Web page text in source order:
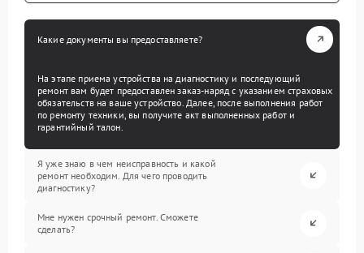
Какие документы вы предоставляете?
На этапе приема устройства на диагностику и последующий
ремонт вам будет предоставлен заказ-наряд с указанием страховых
обязательств на ваше устройство. Далее, после выполнения работ
по ремонту техники, вы получите акт выполненных работ и
гарантийный талон.
Я уже знаю в чем неисправность и какой
ремонт необходим. Для чего проводить
диагностику?
Мне нужен срочный ремонт. Сможете
сделать?